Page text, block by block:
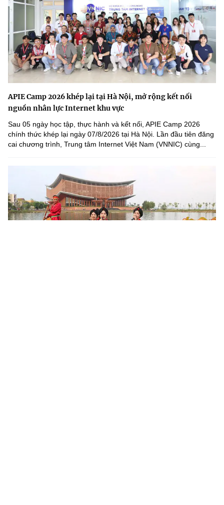
APIE Camp 2026 khép lại tại Hà Nội, mở rộng kết nối
nguồn nhân lực Internet khu vực
Sau 05 ngày học tập, thực hành và kết nối, APIE Camp 2026
chính thức khép lại ngày 07/8/2026 tại Hà Nội. Lần đầu tiên đăng
cai chương trình, Trung tâm Internet Việt Nam (VNNIC) cùng...